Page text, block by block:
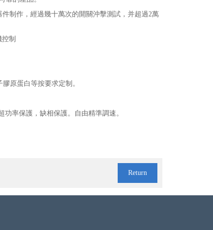
制作，經過幾十萬次的開關沖擊測試，并超過2萬
制
原蛋白等按要求定制。
功率保護，缺相保護。自由精準調速。
Return